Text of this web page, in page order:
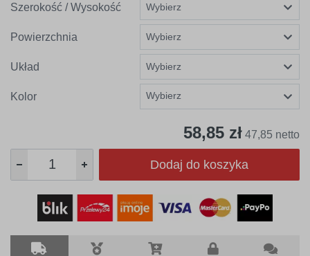
Szerokość / Wysokość
Powierzchnia
Układ
Kolor Wybierz
58,85 zł 47,85 netto
Dodaj do koszyka